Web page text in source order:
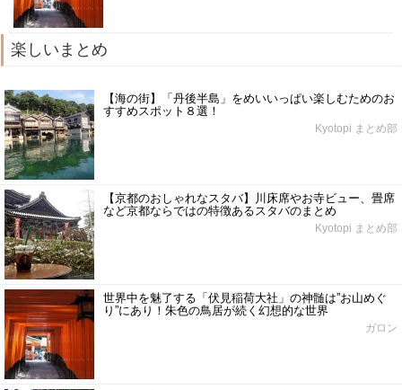
楽しいまとめ
【海の街】「丹後半島」をめいいっぱい楽しむためのお
すすめスポット８選！
Kyotopi まとめ部
【京都のおしゃれなスタバ】川床席やお寺ビュー、畳席
など京都ならではの特徴あるスタバのまとめ
Kyotopi まとめ部
世界中を魅了する「伏見稲荷大社」の神髄は”お山めぐ
り”にあり！朱色の鳥居が続く幻想的な世界
ガロン